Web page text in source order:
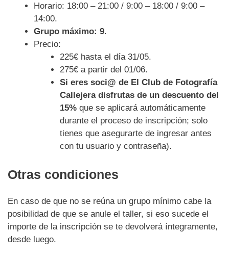
Horario: 18:00 – 21:00 / 9:00 – 18:00 / 9:00 –
14:00.
Grupo máximo: 9.
Precio:
225€ hasta el día 31/05.
275€ a partir del 01/06.
Si eres soci@ de El Club de Fotografía
Callejera disfrutas de un descuento del
15% que se aplicará automáticamente
durante el proceso de inscripción; solo
tienes que asegurarte de ingresar antes
con tu usuario y contraseña).
Otras condiciones
En caso de que no se reúna un grupo mínimo cabe la
posibilidad de que se anule el taller, si eso sucede el
importe de la inscripción se te devolverá íntegramente,
desde luego.